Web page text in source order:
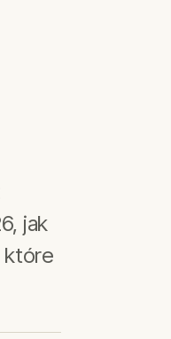
jak
które